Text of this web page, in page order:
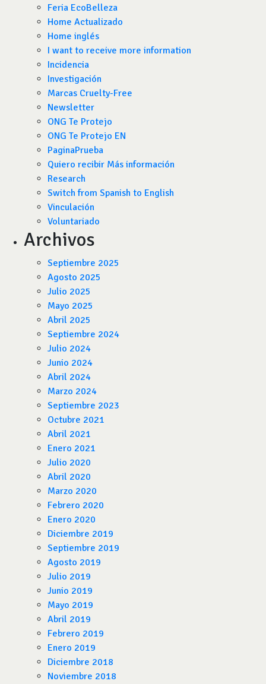
Feria EcoBelleza
Home Actualizado
Home inglés
I want to receive more information
Incidencia
Investigación
Marcas Cruelty-Free
Newsletter
ONG Te Protejo
ONG Te Protejo EN
PaginaPrueba
Quiero recibir Más información
Research
Switch from Spanish to English
Vinculación
Voluntariado
Archivos
Septiembre 2025
Agosto 2025
Julio 2025
Mayo 2025
Abril 2025
Septiembre 2024
Julio 2024
Junio 2024
Abril 2024
Marzo 2024
Septiembre 2023
Octubre 2021
Abril 2021
Enero 2021
Julio 2020
Abril 2020
Marzo 2020
Febrero 2020
Enero 2020
Diciembre 2019
Septiembre 2019
Agosto 2019
Julio 2019
Junio 2019
Mayo 2019
Abril 2019
Febrero 2019
Enero 2019
Diciembre 2018
Noviembre 2018